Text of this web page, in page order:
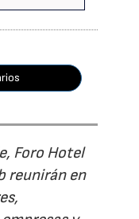
Foro Hotel
reunirán en